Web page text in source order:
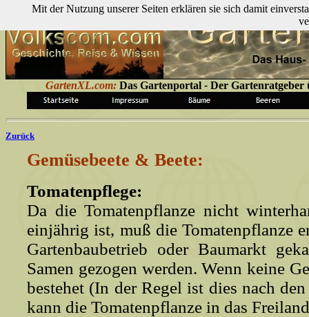
GartenXL.com: Das Gartenportal - Der Gartenratgeber
Zurück
Gemüsebeete & Beete:
Tomatenpflege:
Da die Tomatenpflanze nicht
einjährig ist, muß die Tomatenpflanze
Gartenbaubetrieb oder Baumarkt
Samen gezogen werden. Wenn keine
bestehet (In der Regel ist dies nach
kann die Tomatenpflanze in das
Mit der Nutzung unserer Seiten erklären sie sich damit